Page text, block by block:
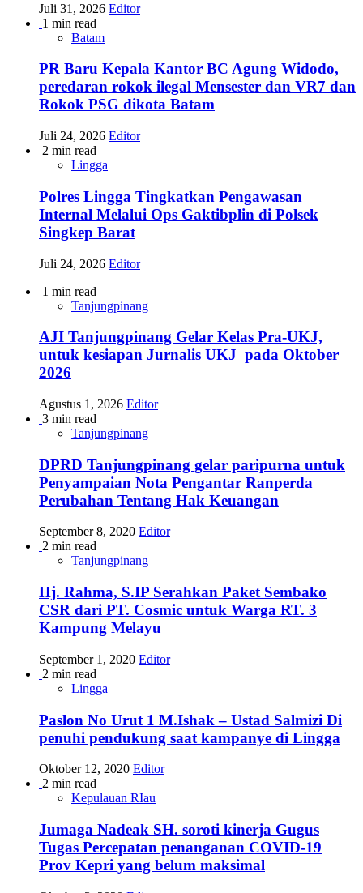
Juli 31, 2026 Editor
1 min read
Batam
PR Baru Kepala Kantor BC Agung Widodo,
peredaran rokok ilegal Mensester dan VR7 dan
Rokok PSG dikota Batam
Juli 24, 2026 Editor
2 min read
Lingga
Polres Lingga Tingkatkan Pengawasan
Internal Melalui Ops Gaktibplin di Polsek
Singkep Barat
Juli 24, 2026 Editor
1 min read
Tanjungpinang
AJI Tanjungpinang Gelar Kelas Pra-UKJ,
untuk kesiapan Jurnalis UKJ pada Oktober
2026
Agustus 1, 2026 Editor
3 min read
Tanjungpinang
DPRD Tanjungpinang gelar paripurna untuk
Penyampaian Nota Pengantar Ranperda
Perubahan Tentang Hak Keuangan
September 8, 2020 Editor
2 min read
Tanjungpinang
Hj. Rahma, S.IP Serahkan Paket Sembako
CSR dari PT. Cosmic untuk Warga RT. 3
Kampung Melayu
September 1, 2020 Editor
2 min read
Lingga
Paslon No Urut 1 M.Ishak – Ustad Salmizi Di
penuhi pendukung saat kampanye di Lingga
Oktober 12, 2020 Editor
2 min read
Kepulauan RIau
Jumaga Nadeak SH. soroti kinerja Gugus
Tugas Percepatan penanganan COVID-19
Prov Kepri yang belum maksimal